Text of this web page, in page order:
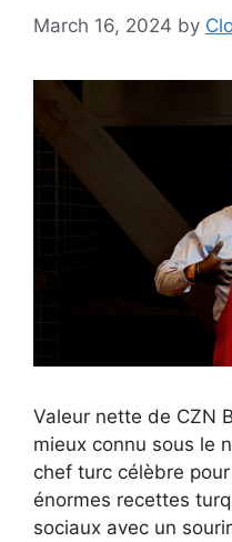
March 16, 2024 by
Valeur nette de CZN
mieux connu sous le
chef turc célèbre
énormes recettes
sociaux avec un